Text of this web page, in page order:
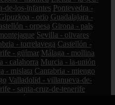
de-los-infantes Pontevedra -
- orio Guadalajara -
- orpesa Girona - pals
Sevilla - olivares
- torrelavega Castellón -
- güímar Málaga - mollina
- calahorra Murcia - la-unión
- mislata Cantabria - miengo
Valladolid - villanueva-de-
- santa-cruz-de-tenerife
castelló-de-la-plana